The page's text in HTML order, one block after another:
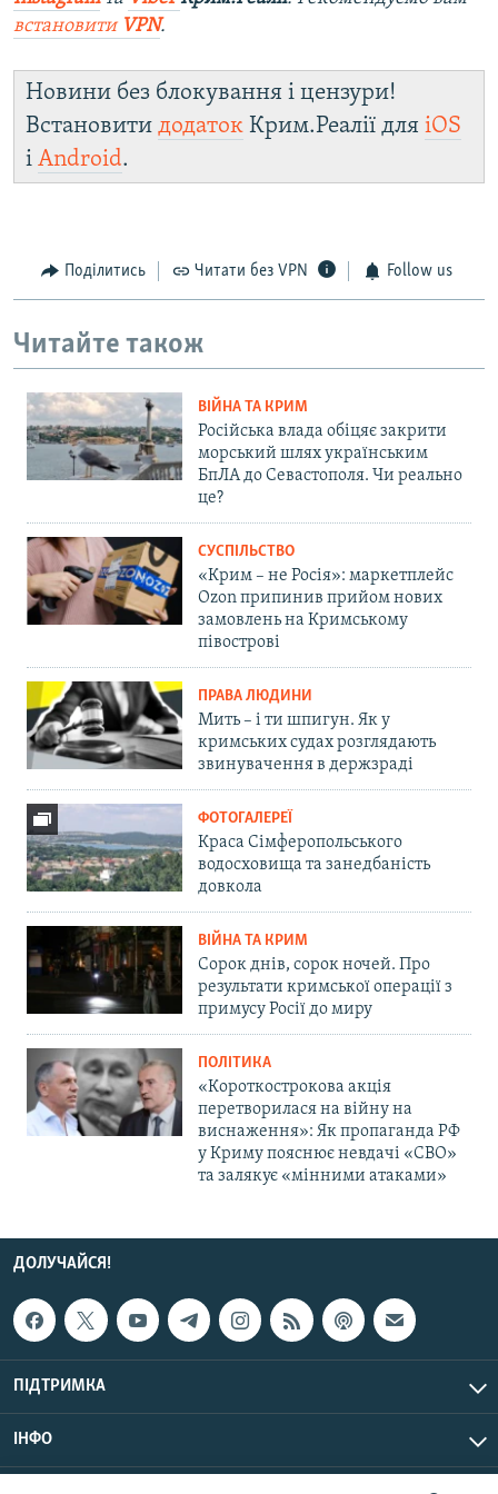
встановити VPN.
Новини без блокування і цензури!
Встановити додаток Крим.Реалії для iOS
і Android.
Поділитись Читати без VPN Follow us
Читайте також
ВІЙНА ТА КРИМ
Російська влада обіцяє закрити
морський шлях українським
БпЛА до Севастополя. Чи реально
це?
СУСПІЛЬСТВО
«Крим – не Росія»: маркетплейс
Ozon припинив прийом нових
замовлень на Кримському
півострові
ПРАВА ЛЮДИНИ
Мить – і ти шпигун. Як у
кримських судах розглядають
звинувачення в держзраді
ФОТОГАЛЕРЕЇ
Краса Сімферопольського
водосховища та занедбаність
довкола
ВІЙНА ТА КРИМ
Сорок днів, сорок ночей. Про
результати кримської операції з
примусу Росії до миру
ПОЛІТИКА
«Короткострокова акція
перетворилася на війну на
виснаження»: Як пропаганда РФ
у Криму пояснює невдачі «СВО»
та залякує «мінними атаками»
ДОЛУЧАЙСЯ!
ПІДТРИМКА
ІНФО